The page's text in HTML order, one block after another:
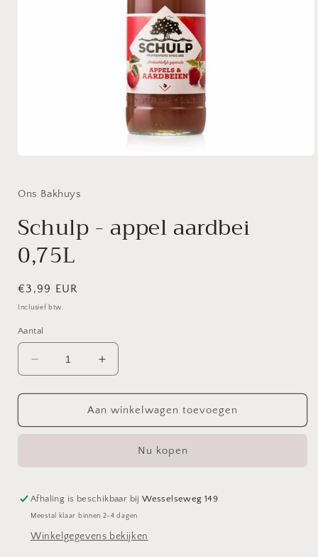
in
Ons Bakhuys
Schulp - appel aardbei
0,75L
Normale
prijs
€3,99 EUR
Inclusief btw.
Aantal
Aantal
verlagen
voor
-
0,75L
Aantal
verhogen
voor
Schulp
-
aardbei
0,75L
Aan winkelwagen toevoegen
Nu kopen
Afhaling is beschikbaar bijWesselseweg 149
Meestal klaar binnen 2-4 dagen
Winkelgegevens bekijken